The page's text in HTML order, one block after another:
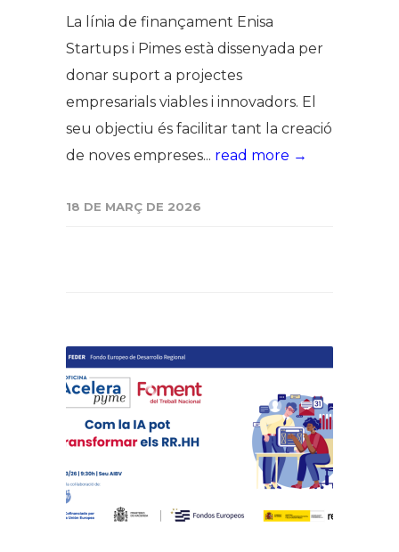
La línia de finançament Enisa
Startups i Pimes està dissenyada per
donar suport a projectes
empresarials viables i innovadors. El
seu objectiu és facilitar tant la creació
de noves empreses... read more →
18 DE MARÇ DE 2026